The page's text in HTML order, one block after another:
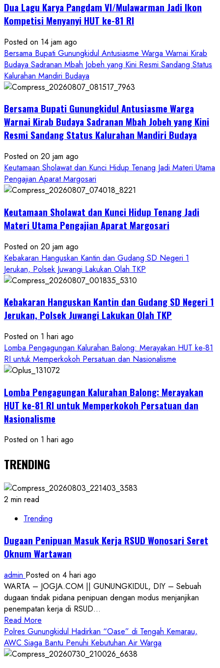
Dua Lagu Karya Pangdam VI/Mulawarman Jadi Ikon
Kompetisi Menyanyi HUT ke-81 RI
Posted on 14 jam ago
Bersama Bupati Gunungkidul Antusiasme Warga Warnai Kirab
Budaya Sadranan Mbah Jobeh yang Kini Resmi Sandang Status
Kalurahan Mandiri Budaya
Bersama Bupati Gunungkidul Antusiasme Warga
Warnai Kirab Budaya Sadranan Mbah Jobeh yang Kini
Resmi Sandang Status Kalurahan Mandiri Budaya
Posted on 20 jam ago
Keutamaan Sholawat dan Kunci Hidup Tenang Jadi Materi Utama
Pengajian Aparat Margosari
Keutamaan Sholawat dan Kunci Hidup Tenang Jadi
Materi Utama Pengajian Aparat Margosari
Posted on 20 jam ago
Kebakaran Hanguskan Kantin dan Gudang SD Negeri 1
Jerukan, Polsek Juwangi Lakukan Olah TKP
Kebakaran Hanguskan Kantin dan Gudang SD Negeri 1
Jerukan, Polsek Juwangi Lakukan Olah TKP
Posted on 1 hari ago
Lomba Pengagungan Kalurahan Balong: Merayakan HUT ke-81
RI untuk Memperkokoh Persatuan dan Nasionalisme
Lomba Pengagungan Kalurahan Balong: Merayakan
HUT ke-81 RI untuk Memperkokoh Persatuan dan
Nasionalisme
Posted on 1 hari ago
TRENDING
2 min read
Trending
Dugaan Penipuan Masuk Kerja RSUD Wonosari Seret
Oknum Wartawan
admin Posted on 4 hari ago
WARTA – JOGJA.COM || GUNUNGKIDUL, DIY – Sebuah
dugaan tindak pidana penipuan dengan modus menjanjikan
penempatan kerja di RSUD...
Read More
more
about
Dugaan
Polres Gunungkidul Hadirkan “Oase” di Tengah Kemarau,
AWC Siaga Bantu Penuhi Kebutuhan Air Warga